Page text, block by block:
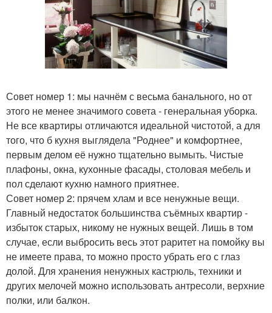
Совет номер 1: мы начнём с весьма банального, но от
этого не менее значимого совета - генеральная уборка.
Не все квартиры отличаются идеальной чистотой, а для
того, что б кухня выглядела "Роднее" и комфортнее,
первым делом её нужно тщательно вымыть. Чистые
плафоны, окна, кухонные фасады, столовая мебель и
пол сделают кухню намного приятнее.
Совет номер 2: прячем хлам и все ненужные вещи.
Главный недостаток большинства съёмных квартир -
избыток старых, никому не нужных вещей. Лишь в том
случае, если выбросить весь этот раритет на помойку вы
не имеете права, то можно просто убрать его с глаз
долой. Для хранения ненужных кастрюль, техники и
других мелочей можно использовать антресоли, верхние
полки, или балкон.